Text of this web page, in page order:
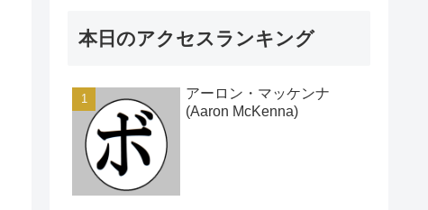
本日のアクセスランキング
アーロン・マッケンナ
(Aaron McKenna)